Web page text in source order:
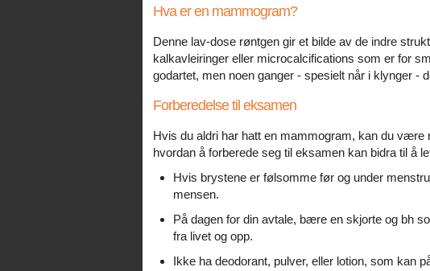
Hva er en mammogram?
Denne lav-dose røntgen gir et bilde av de indre
kalkavleiringer eller microcalcifications som er for
godartet, men noen ganger - spesielt når i klynger -
Forberedelse til eksamen
Hvis du aldri har hatt en mammogram, kan du
hvordan å forberede seg til eksamen kan bidra til å
Hvis brystene er følsomme før og under
mensen.
På dagen for din avtale, bære en skjorte og bh
fra livet og opp.
Ikke ha deodorant, pulver, eller lotion, som kan